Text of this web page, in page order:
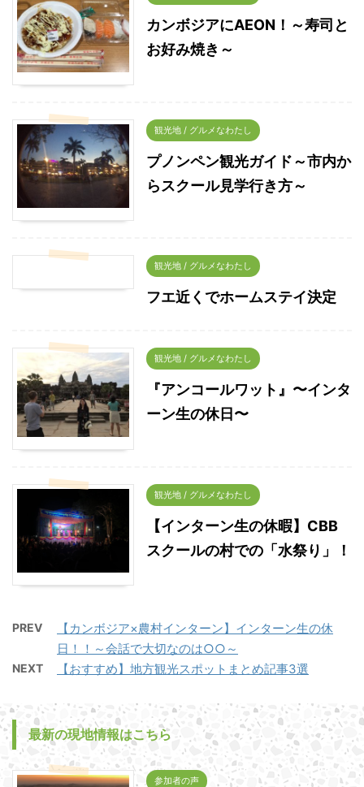
カンボジアにAEON！～寿司と
お好み焼き～
観光地 / グルメなわたし
プノンペン観光ガイド～市内か
らスクール見学行き方～
観光地 / グルメなわたし
フエ近くでホームステイ決定
観光地 / グルメなわたし
『アンコールワット』〜インタ
ーン生の休日〜
観光地 / グルメなわたし
【インターン生の休暇】CBB
スクールの村での「水祭り」！
PREV
【カンボジア×農村インターン】インターン生の休
日！！～会話で大切なのは○○～
NEXT 【おすすめ】地方観光スポットまとめ記事3選
最新の現地情報はこちら
参加者の声